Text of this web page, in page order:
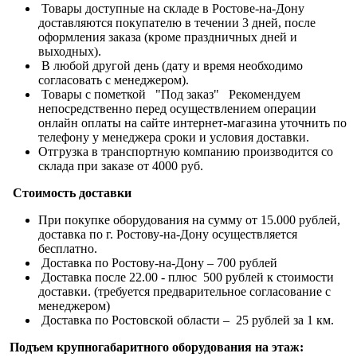
Товары доступные на складе в Ростове-на-Дону
доставляются покупателю в течении 3 дней, после
оформления заказа (кроме праздничных дней и
выходных).
В любой другой день (дату и время необходимо
согласовать с менеджером).
Товары с пометкой "Под заказ" Рекомендуем
непосредственно перед осуществлением операции
онлайн оплаты на сайте интернет-магазина уточнить по
телефону у менеджера сроки и условия доставки.
Отгрузка в транспортную компанию производится со
склада при заказе от 4000 руб.
Стоимость доставки
При покупке оборудования на сумму от 15.000 рублей,
доставка по г. Ростову-на-Дону осуществляется
бесплатно.
Доставка по Ростову-на-Дону – 700 рублей
Доставка после 22.00 - плюс 500 рублей к стоимости
доставки. (требуется предварительное согласование с
менеджером)
Доставка по Ростовской области – 25 рублей за 1 км.
Подъем крупногабаритного оборудования на этаж: